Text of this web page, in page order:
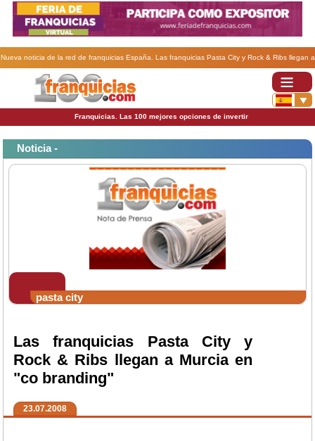
Nueva noticia de la red de franquicias España. Las franquicias Pasta City y Rock & Ribs llegan a
Franquicias. Las 100 mejores opciones de invertir
Noticia -
pasta city
Las franquicias Pasta City y
Rock & Ribs llegan a Murcia en
"co branding"
23.07.2008